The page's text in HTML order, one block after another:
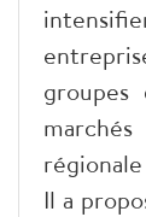
groupes
Il a